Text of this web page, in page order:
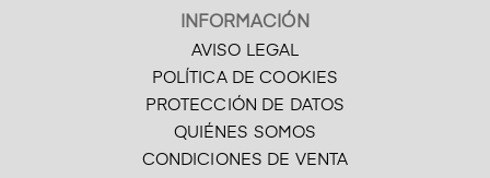
INFORMACIÓN
AVISO LEGAL
POLÍTICA DE COOKIES
PROTECCIÓN DE DATOS
QUIÉNES SOMOS
CONDICIONES DE VENTA